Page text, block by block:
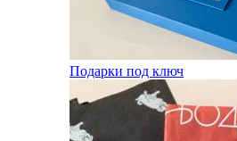
Подарки под ключ